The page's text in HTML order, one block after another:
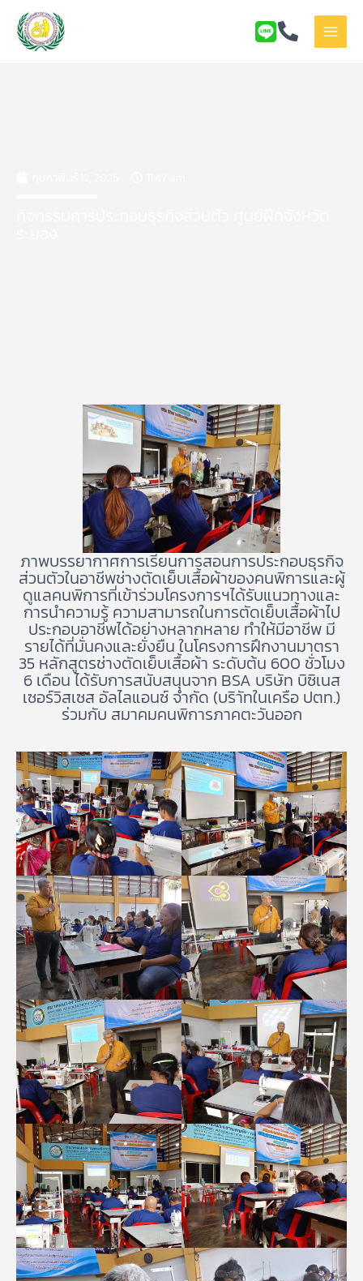
content
ภาพบรรยากาศการเรียนการสอนการประกอบธุรกิจ
ส่วนตัวในอาชีพช่างตัดเย็บเสื้อผ้าของคนพิการและผู้
ดูแลคนพิการที่เข้าร่วมโครงการฯได้รับแนวทางและ
การนำความรู้ ความสามารถในการตัดเย็บเสื้อผ้าไป
ประกอบอาชีพได้อย่างหลากหลาย ทำให้มีอาชีพ มี
รายได้ที่มั่นคงและยั่งยืน ในโครงการฝึกงานมาตรา
35 หลักสูตรช่างตัดเย็บเสื้อผ้า ระดับต้น 600 ชั่วโมง
6 เดือน ได้รับการสนับสนุนจาก BSA บริษัท บิซิเนส
เซอร์วิสเซส อัลไลแอนซ์ จำกัด (บริาัทในเครือ ปตท.)
ร่วมกับ สมาคมคนพิการภาคตะวันออก